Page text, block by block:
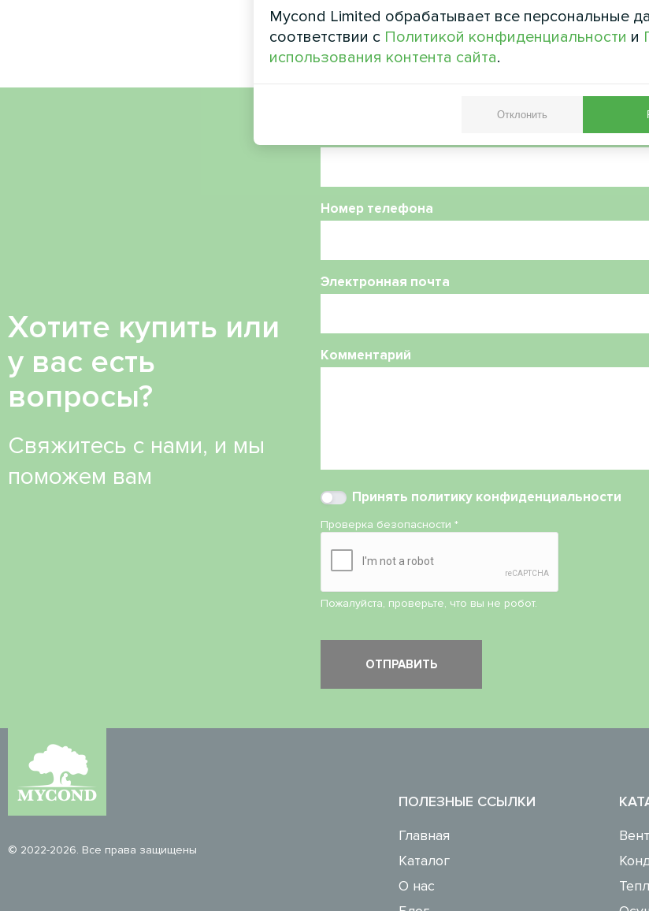
обеспечивает устойчивое отопление и
охлаждение
Хотите купить или
у вас есть
вопросы?
Свяжитесь с нами, и мы
поможем вам
Номер телефона
Электронная почта
Комментарий
Принять политику конфиденциальности
Проверка безопасности*
Пожалуйста, проверьте, что вы не робот.
© 2022-2026. Все права защищены
ПОЛЕЗНЫЕ ССЫЛКИ
Главная
Каталог
О нас
Mycond Limited обрабатывает все персональные
соответствии с Политикой конфиденциальности и
использования контента сайта.
Отклонить